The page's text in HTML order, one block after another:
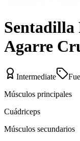
Agarre
Intermediate
Músculos principales
Cuádriceps
Músculos secundarios